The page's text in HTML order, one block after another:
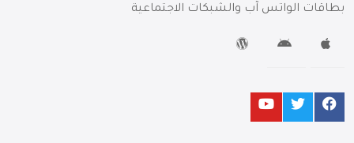
بطاقات الواتس آب والشبكات الاجتماعية